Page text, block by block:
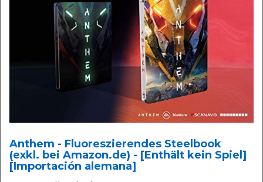
Anthem - Fluoreszierendes Steelbook
(exkl. bei Amazon.de) - [Enthält kein Spiel]
[Importación alemana]